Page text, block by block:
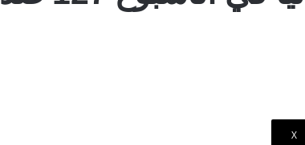
‫X
تخصيص
وإزاحة الستار
الحقوق